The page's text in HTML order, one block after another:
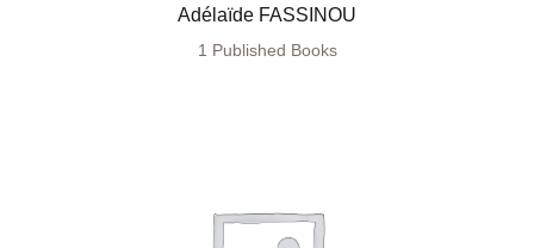
Adélaïde FASSINOU
1 Published Books